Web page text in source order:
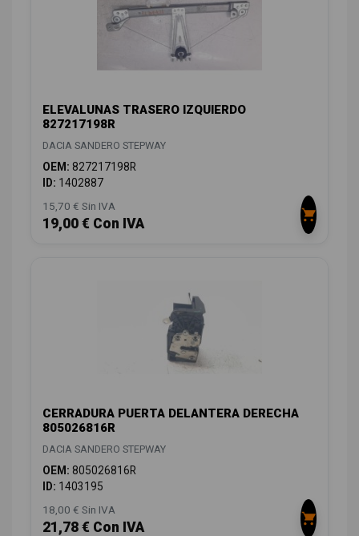
ELEVALUNAS TRASERO IZQUIERDO
827217198R
DACIA SANDERO STEPWAY
OEM: 827217198R
ID: 1402887
15,70 € Sin IVA
19,00 € Con IVA
CERRADURA PUERTA DELANTERA DERECHA
805026816R
DACIA SANDERO STEPWAY
OEM: 805026816R
ID: 1403195
18,00 € Sin IVA
21,78 € Con IVA